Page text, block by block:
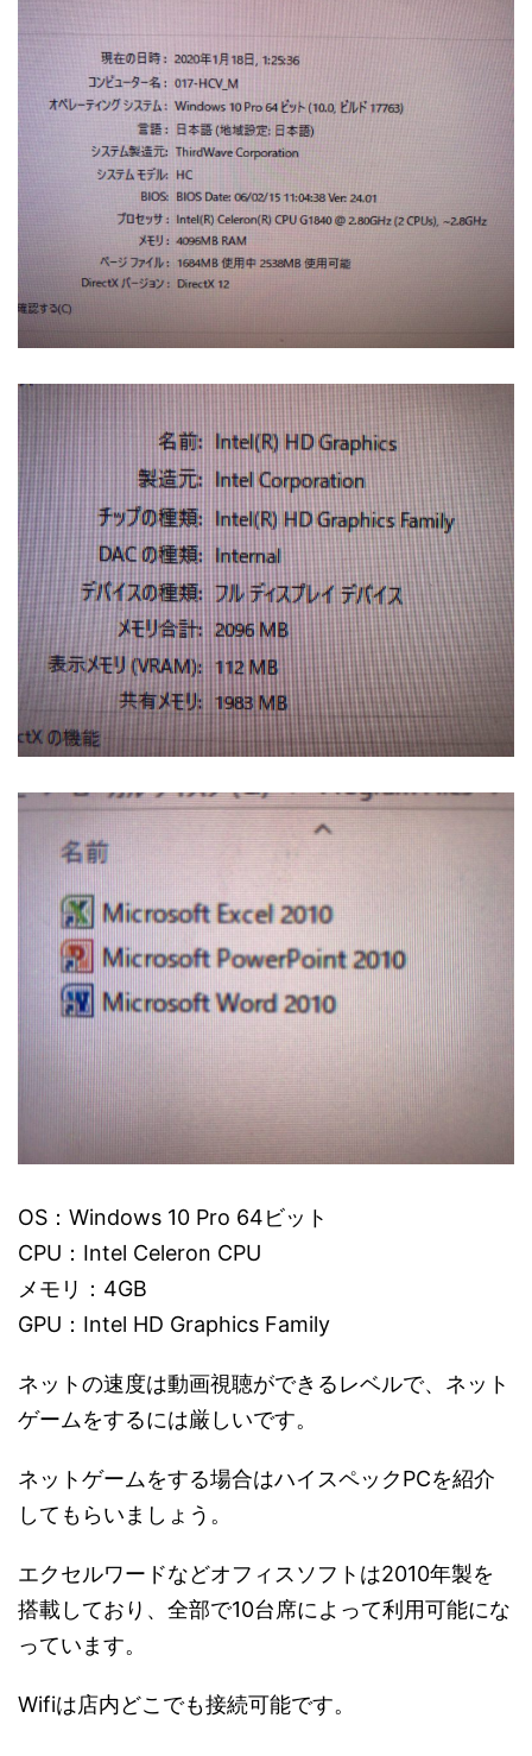
OS：Windows 10 Pro 64ビット
CPU：Intel Celeron CPU
メモリ：4GB
GPU：Intel HD Graphics Family
ネットの速度は動画視聴ができるレベルで、ネット
ゲームをするには厳しいです。
ネットゲームをする場合はハイスペックPCを紹介
してもらいましょう。
エクセルワードなどオフィスソフトは2010年製を
搭載しており、全部で10台席によって利用可能にな
っています。
Wifiは店内どこでも接続可能です。